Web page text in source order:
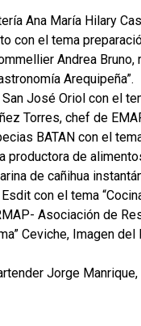
Ana María Hilary
con el tema
Andrea
Arequipeña”.
José Oriol con el
Torres, chef de
BATAN con el
productora de
de cañihua
con el tema
Asociación de
Ceviche, Imagen
Jorge